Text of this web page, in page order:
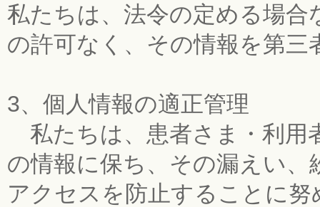
私たちは、法令の定める場
の許可なく、その情報を第
3、個人情報の適正管理
私たちは、患者さま・利用
の情報に保ち、その漏えい
アクセスを防止することに努